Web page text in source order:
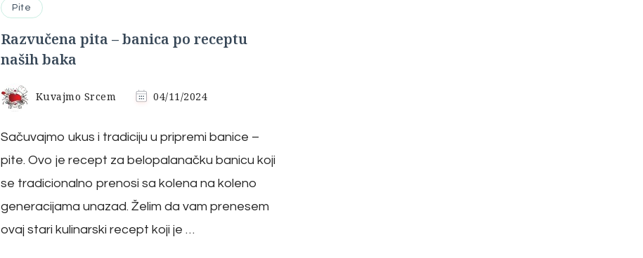
Pite
Razvučena pita – banica po receptu
naših baka
Kuvajmo Srcem 04/11/2024
Sačuvajmo ukus i tradiciju u pripremi banice –
pite. Ovo je recept za belopalanačku banicu koji
se tradicionalno prenosi sa kolena na koleno
generacijama unazad. Želim da vam prenesem
ovaj stari kulinarski recept koji je …